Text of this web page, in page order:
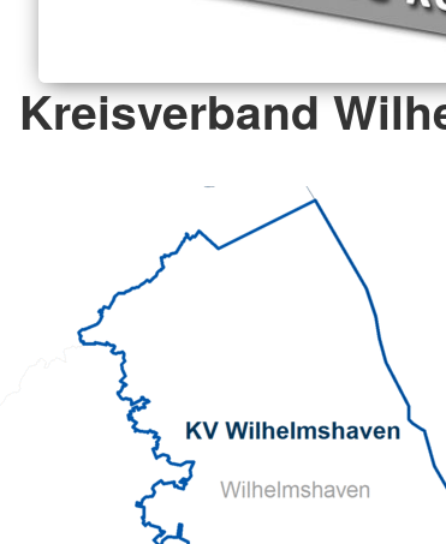
Kreisverband